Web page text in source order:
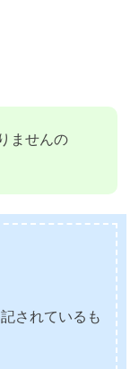
ませんの
されているも